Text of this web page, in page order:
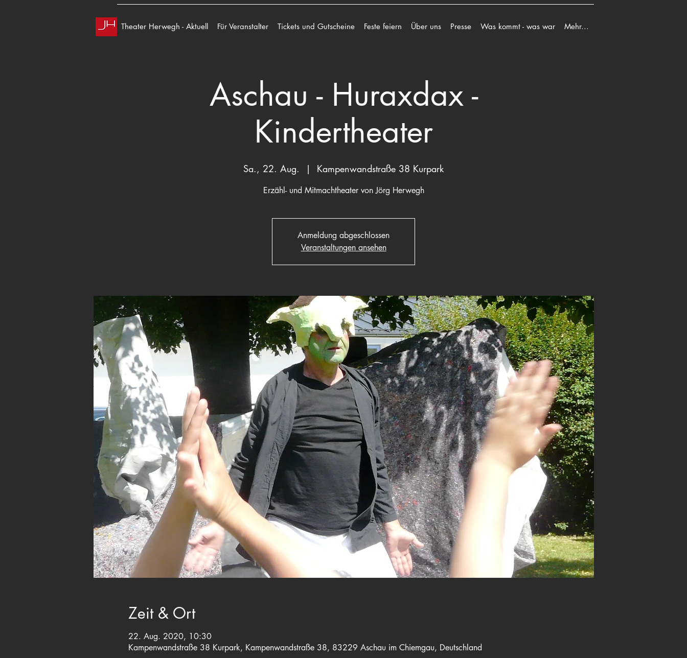
Theater Herwegh - Aktuell Für Veranstalter Tickets und Gutscheine Feste feiern Über uns Presse Was kommt - was war Mehr...
Aschau - Huraxdax -
Kindertheater
Sa., 22. Aug.
  |
Kampenwandstraße 38 Kurpark
Erzähl- und Mitmachtheater von Jörg Herwegh
Anmeldung abgeschlossen
Veranstaltungen ansehen
Zeit & Ort
22. Aug. 2020, 10:30
Kampenwandstraße 38 Kurpark, Kampenwandstraße 38, 83229 Aschau im Chiemgau, Deutschland